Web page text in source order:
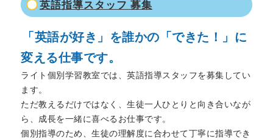
英語指導スタッフ 募集
「英語が好き」を誰かの「できた！」に
変える仕事です。
ライト個別学習教室では、英語指導スタッフを募集してい
ます。
ただ教えるだけではなく、生徒一人ひとりと向き合いなが
ら、成長を一緒に喜べるお仕事です。
個別指導のため、生徒の理解度に合わせて丁寧に指導でき